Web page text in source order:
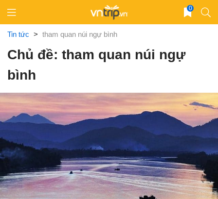
content
0
Tin tức > tham quan núi ngự bình
Chủ đề: tham quan núi ngự
bình